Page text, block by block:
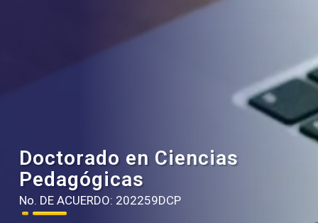
Doctorado en Ciencias
Pedagógicas
No. DE ACUERDO: 202259DCP